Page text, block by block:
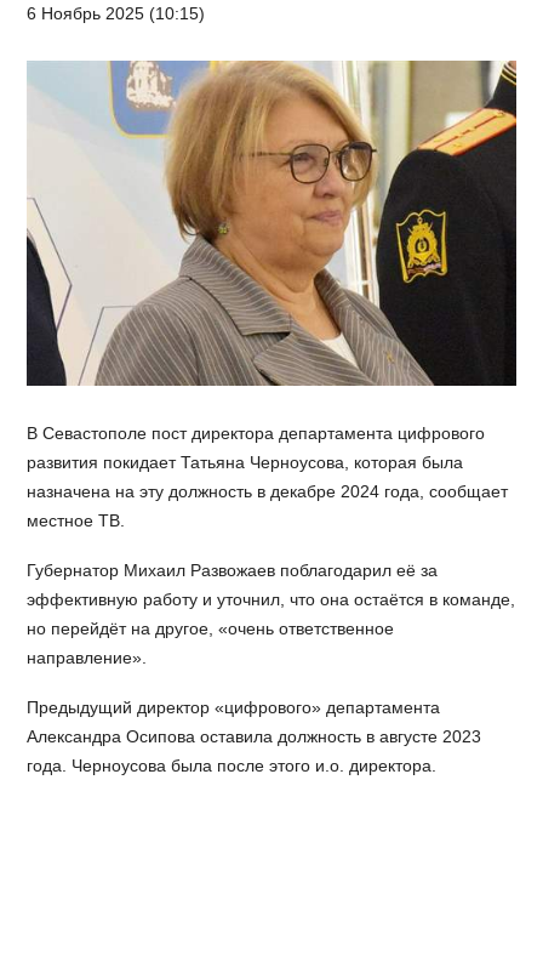
6 Ноябрь 2025 (10:15)
В Севастополе пост директора департамента цифрового
развития покидает Татьяна Черноусова, которая была
назначена на эту должность в декабре 2024 года, сообщает
местное ТВ.
Губернатор Михаил Развожаев поблагодарил её за
эффективную работу и уточнил, что она остаётся в команде,
но перейдёт на другое, «очень ответственное
направление».
Предыдущий директор «цифрового» департамента
Александра Осипова оставила должность в августе 2023
года. Черноусова была после этого и.о. директора.